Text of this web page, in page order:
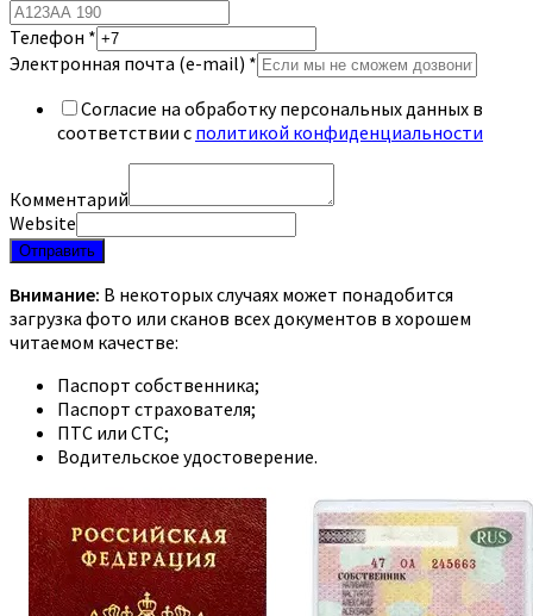
Телефон *
Электронная почта (e-mail) *
Согласие на обработку персональных данных в
соответствии с политикой конфиденциальности
Комментарий
Website
Отправить
Внимание: В некоторых случаях может понадобится
загрузка фото или сканов всех документов в хорошем
читаемом качестве:
Паспорт собственника;
Паспорт страхователя;
ПТС или СТС;
Водительское удостоверение.